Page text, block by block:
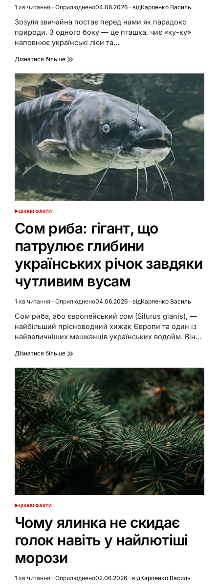
Орієнтовний
час
читання
1 хв читання Оприлюднено04.06.2026 відКарпенко Василь
Зозуля звичайна постає перед нами як парадокс
природи. З одного боку — це пташка, чиє «ку-ку»
наповнює українські ліси та…
Дізнатися більше
ОПУБЛІКУВАТИ
ЦІКАВІ ФАКТИ
Сом риба: гігант, що
патрулює глибини
українських річок завдяки
чутливим вусам
Орієнтовний
час
читання
1 хв читання Оприлюднено04.06.2026 відКарпенко Василь
Сом риба, або європейський сом (Silurus glanis), —
найбільший прісноводний хижак Європи та один із
найвеличніших мешканців українських водойм. Він…
Дізнатися більше
ОПУБЛІКУВАТИ
ЦІКАВІ ФАКТИ
Чому ялинка не скидає
голок навіть у найлютіші
морози
Орієнтовний
1 хв читання Оприлюднено02.06.2026 відКарпенко Василь